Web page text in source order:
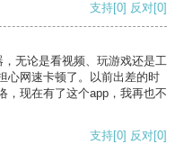
支持[0] 反对[0]
无论是看视频、玩游戏还是工
心网速卡顿了。以前出差的时
，现在有了这个app，我再也不
支持[0] 反对[0]